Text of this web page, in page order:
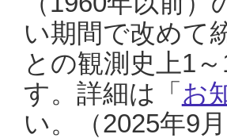
い期間で改めて
との観測史上1
す。詳細は「 お
い。（2025年9月